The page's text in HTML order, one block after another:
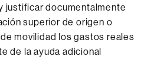
justificar documentalmente
superior de origen o
movilidad los gastos reales
de la ayuda adicional